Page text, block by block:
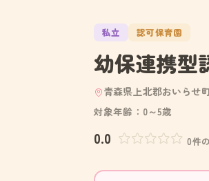
私立 認可保育園
幼保連携型
青森県上北郡おいらせ
対象年齢：0～5歳
0.0 0件